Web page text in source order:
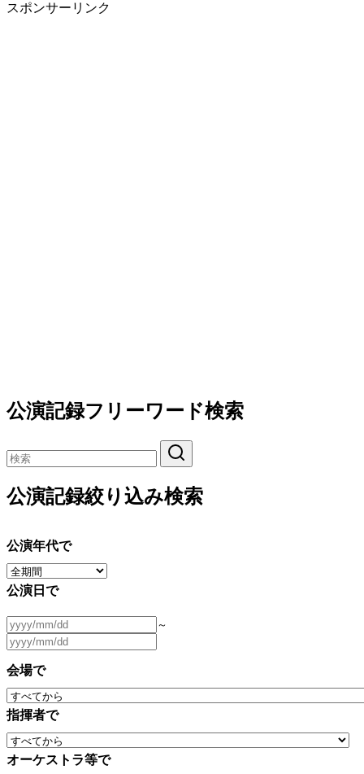
スポンサーリンク
公演記録フリーワード検索
公演記録絞り込み検索
公演年代で
公演日で
～
会場で
指揮者で
オーケストラ等で